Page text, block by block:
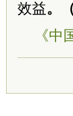
效益。
《中